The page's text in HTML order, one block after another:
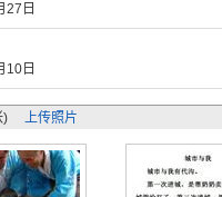
27日
10日
) 上传照片